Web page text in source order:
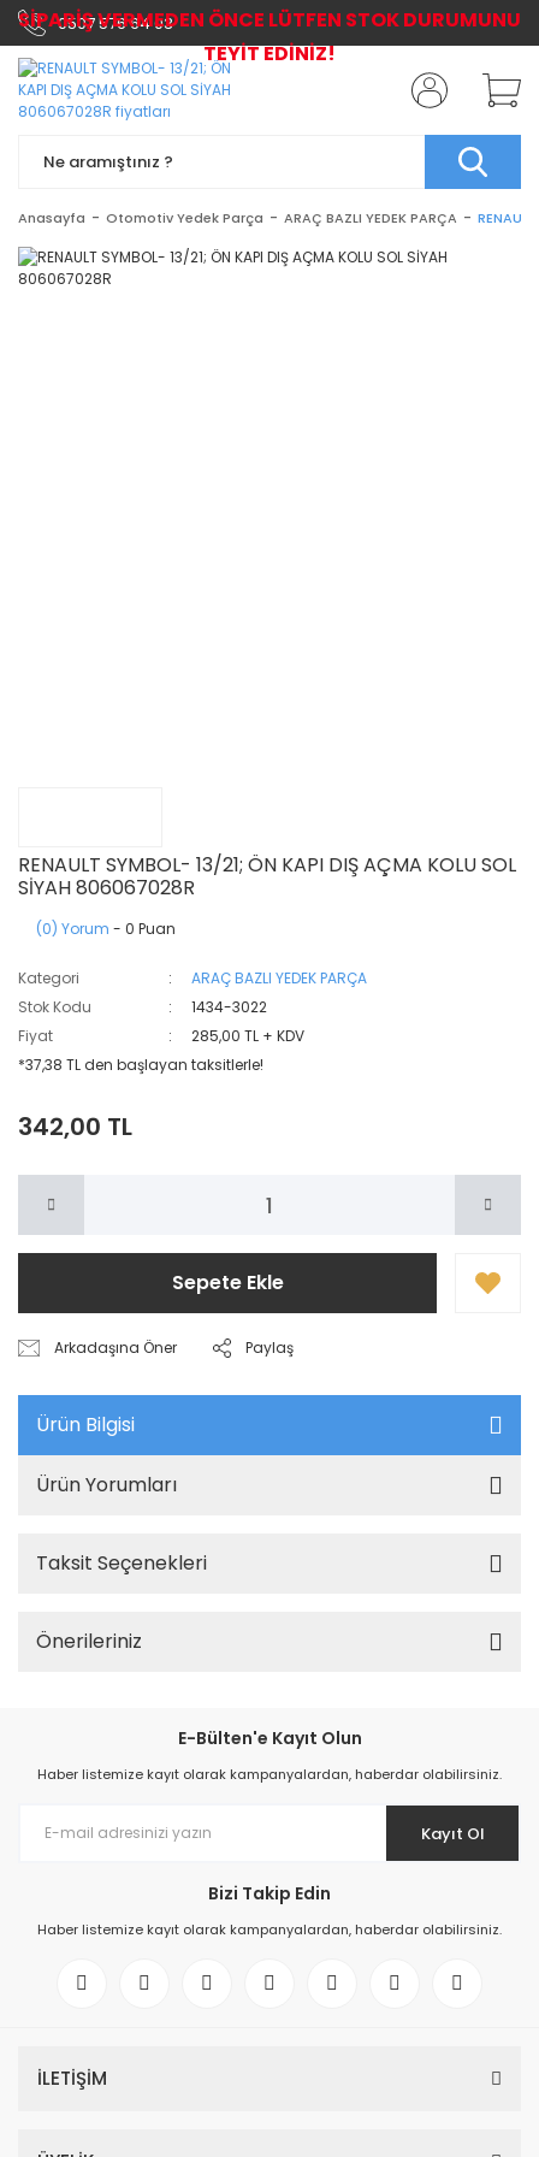
0507 576 64 03
Anasayfa Otomotiv Yedek Parça ARAÇ BAZLI YEDEK PARÇA
RENAULT SYMBOL- 13/21; ÖN KAPI DIŞ AÇMA KOLU SOL
SİYAH 806067028R
(0) Yorum - 0 Puan
Kategori
ARAÇ BAZLI YEDEK PARÇA
Stok Kodu
1434-3022
Fiyat
285,00 TL + KDV
*37,38 TL den başlayan taksitlerle!
342,00 TL
Sepete Ekle
Arkadaşına Öner Paylaş
Ürün Bilgisi
Ürün Yorumları
Taksit Seçenekleri
Önerileriniz
E-Bülten'e Kayıt Olun
Haber listemize kayıt olarak kampanyalardan, haberdar olabilirsiniz.
Kayıt Ol
Bizi Takip Edin
Haber listemize kayıt olarak kampanyalardan, haberdar olabilirsiniz.
İLETİŞİM
SİPARİŞ VERMEDEN ÖNCE LÜTFEN STOK DURUMUNU
TEYİT EDİNİZ!